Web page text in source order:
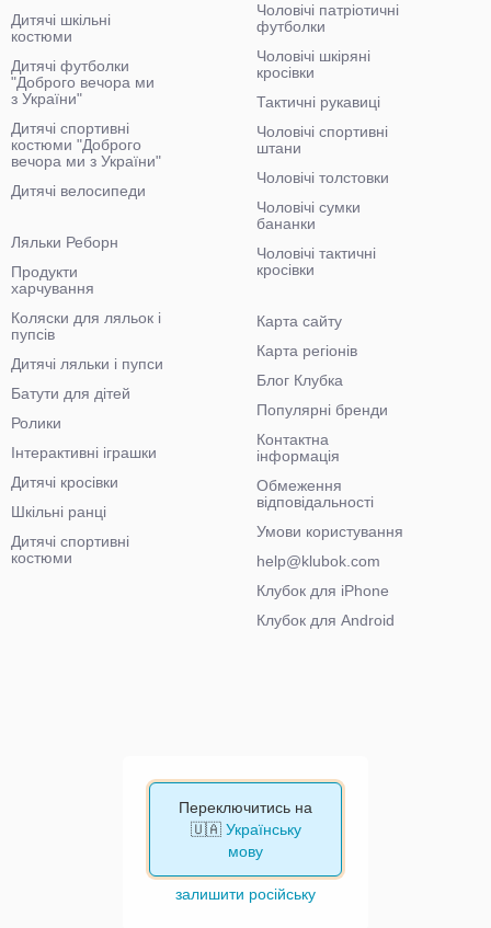
Дитячі шкільні
костюми
Дитячі футболки
"Доброго вечора ми
з України"
Дитячі спортивні
костюми "Доброго
вечора ми з України"
Дитячі велосипеди
Чоловічі патріотичні
футболки
Чоловічі шкіряні
кросівки
Тактичні рукавиці
Чоловічі спортивні
штани
Чоловічі толстовки
Чоловічі сумки
бананки
Чоловічі тактичні
кросівки
Ляльки Реборн
Продукти
харчування
Коляски для ляльок і
пупсів
Дитячі ляльки і пупси
Батути для дітей
Ролики
Інтерактивні іграшки
Дитячі кросівки
Шкільні ранці
Дитячі спортивні
костюми
Карта сайту
Карта регіонів
Блог Клубка
Популярні бренди
Контактна
інформація
Обмеження
відповідальності
Умови користування
help@klubok.com
Клубок для iPhone
Клубок для Android
Переключитись на
🇺🇦 Українську
мову
залишити російську